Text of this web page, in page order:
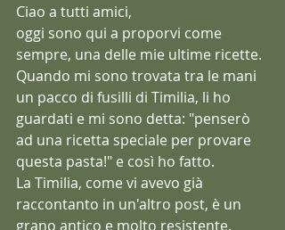
Ciao a tutti amici,
oggi sono qui a proporvi come
sempre, una delle mie ultime ricette.
Quando mi sono trovata tra le mani
un pacco di fusilli di Timilia, li ho
guardati e mi sono detta: "penserò
ad una ricetta speciale per provare
questa pasta!" e così ho fatto.
La Timilia, come vi avevo già
raccontanto in un'altro post, è un
grano antico e molto resistente.